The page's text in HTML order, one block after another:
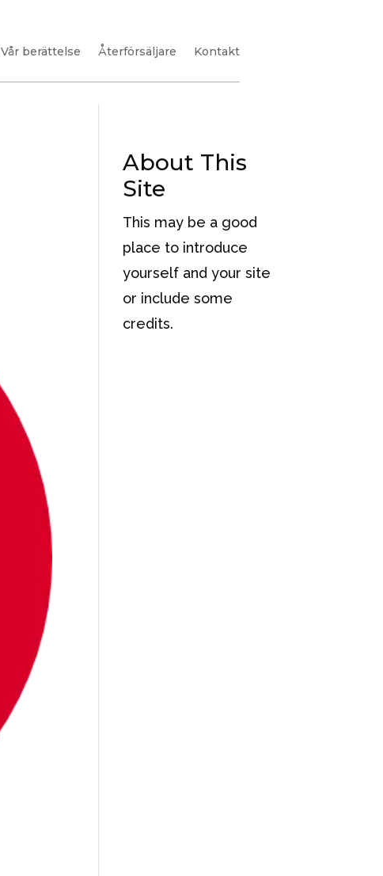
Vår berättelse Återförsäljare Kontakt
About This
Site
This may be a good
place to introduce
yourself and your site
or include some
credits.